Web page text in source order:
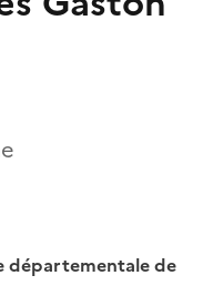
départementale de